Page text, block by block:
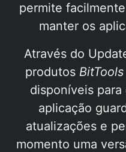
permite
manter os
Através do
produtos BitTools
disponíveis
aplicação
atualizações e
momento uma